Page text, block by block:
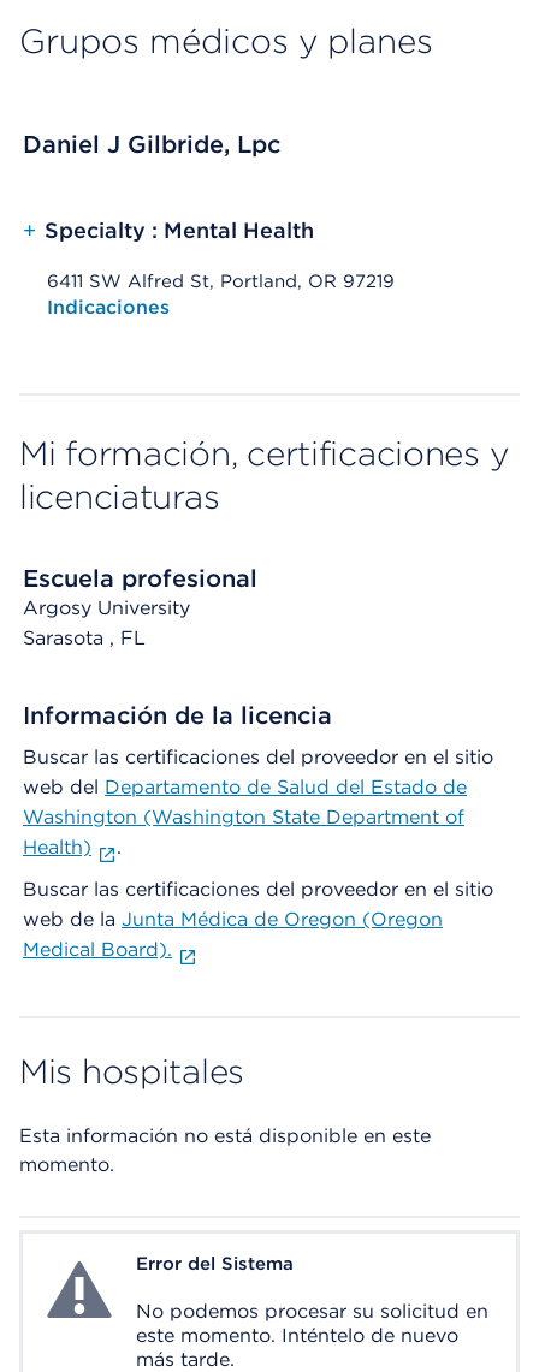
Grupos médicos y planes
Daniel J Gilbride, Lpc
+ Specialty : Mental Health
6411 SW Alfred St, Portland, OR 97219
Opens native map application on mobile devices
Indicaciones
Mi formación, certificaciones y
licenciaturas
Escuela profesional
Argosy University
Sarasota , FL
Información de la licencia
Buscar las certificaciones del proveedor en el sitio
web del Departamento de Salud del Estado de
Washington (Washington State Department of
Health)
.
Buscar las certificaciones del proveedor en el sitio
web de la Junta Médica de Oregon (Oregon
Medical Board).
Mis hospitales
Esta información no está disponible en este
momento.
System ErrorError del Sistema
No podemos procesar su solicitud en
este momento. Inténtelo de nuevo
más tarde.